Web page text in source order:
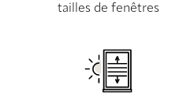
tailles de fenêtres